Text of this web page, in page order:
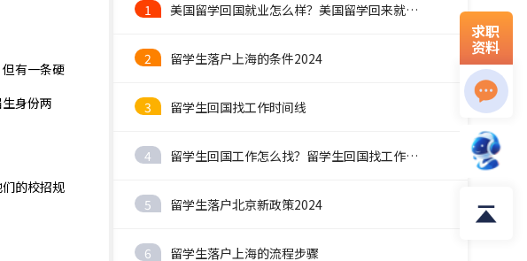
有一条硬
身份两
的校招规
1 美国留学回国就业怎么样？美国留学回来就业前景
2 留学生落户上海的条件2024
3 留学生回国找工作时间线
4 留学生回国工作怎么找？留学生回国找工作攻略
5 留学生落户北京新政策2024
6 留学生落户上海的流程步骤
求职
资料